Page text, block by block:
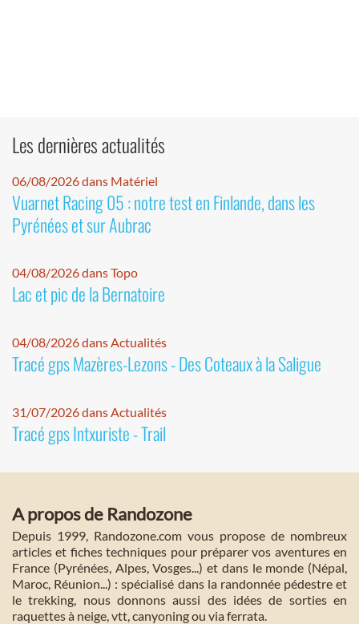
Les dernières actualités
06/08/2026 dans Matériel
Vuarnet Racing 05 : notre test en Finlande, dans les
Pyrénées et sur Aubrac
04/08/2026 dans Topo
Lac et pic de la Bernatoire
04/08/2026 dans Actualités
Tracé gps Mazères-Lezons - Des Coteaux à la Saligue
31/07/2026 dans Actualités
Tracé gps Intxuriste - Trail
A propos de Randozone
Depuis 1999, Randozone.com vous propose de nombreux
articles et fiches techniques pour préparer vos aventures en
France (Pyrénées, Alpes, Vosges...) et dans le monde (Népal,
Maroc, Réunion...) : spécialisé dans la randonnée pédestre et
le trekking, nous donnons aussi des idées de sorties en
raquettes à neige, vtt, canyoning ou via ferrata.